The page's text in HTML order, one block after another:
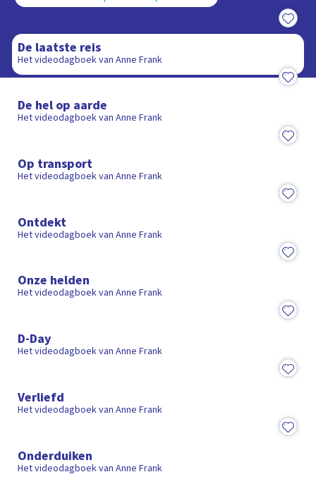
De laatste reis
Het videodagboek van Anne Frank
De hel op aarde
Het videodagboek van Anne Frank
19:40
Op transport
Het videodagboek van Anne Frank
Ontdekt
Het videodagboek van Anne Frank
Onze helden
Het videodagboek van Anne Frank
D-Day
Het videodagboek van Anne Frank
Verliefd
Het videodagboek van Anne Frank
Onderduiken
Het videodagboek van Anne Frank